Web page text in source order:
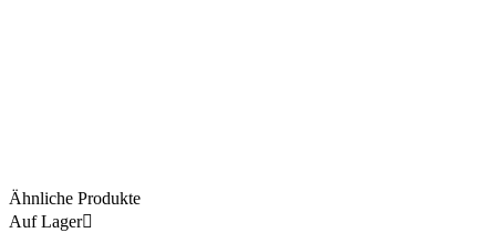
Ähnliche Produkte
Auf Lager